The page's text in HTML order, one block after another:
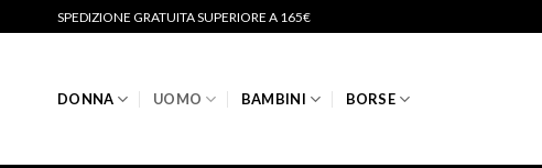
SPEDIZIONE GRATUITA SUPERIORE A 165€
DONNA UOMO BAMBINI BORSE